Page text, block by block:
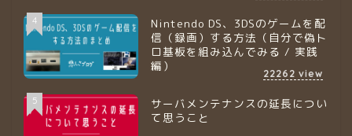
4
Nintendo DS、3DSのゲームを配
信（録画）する方法（自分で偽ト
ロ基板を組み込んでみる / 実践
編）
22262 view
5
サーバメンテナンスの延長につい
て思うこと